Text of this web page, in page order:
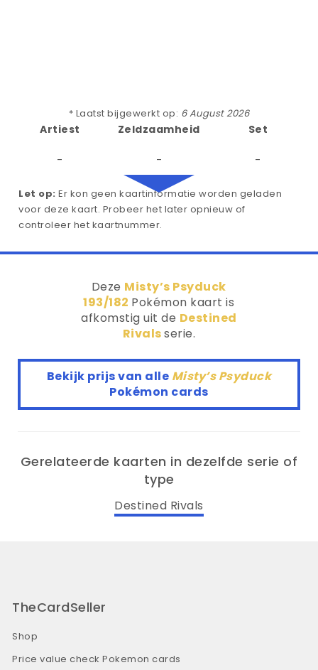
* Laatst bijgewerkt op: 6 August 2026
Artiest
-
Zeldzaamheid
-
Set
-
Let op: Er kon geen kaartinformatie worden geladen
voor deze kaart. Probeer het later opnieuw of
controleer het kaartnummer.
Deze Misty’s Psyduck
193/182 Pokémon kaart is
afkomstig uit de Destined
Rivalsserie.
Bekijk prijs van alle Misty’s Psyduck
Pokémon cards
Gerelateerde kaarten in dezelfde serie of
type
Destined Rivals
TheCardSeller
Shop
Price value check Pokemon cards